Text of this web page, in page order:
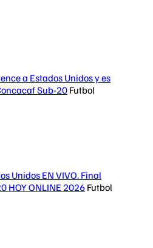
a Estados Unidos y es
Sub-20 Futbol
Unidos EN VIVO. Final
HOY ONLINE 2026 Futbol